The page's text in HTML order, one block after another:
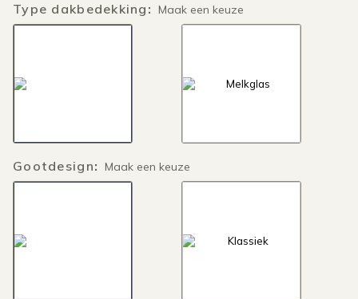
Type dakbedekking : Maak een keuze
Gootdesign: Maak een keuze